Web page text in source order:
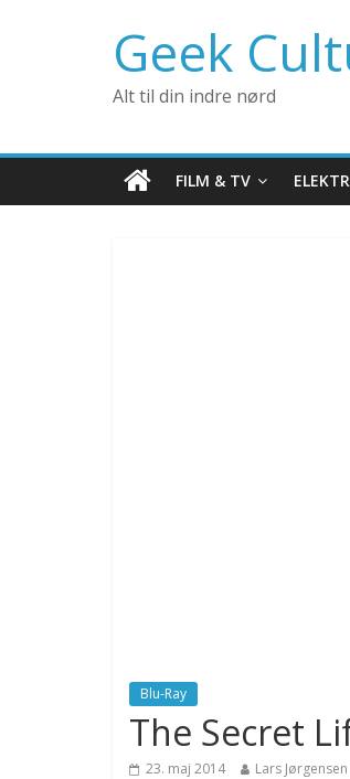
Geek
Alt til din indre nørd
FILM & TV
Blu-Ray
The Secret
23. maj 2014 Lars Jørgensen